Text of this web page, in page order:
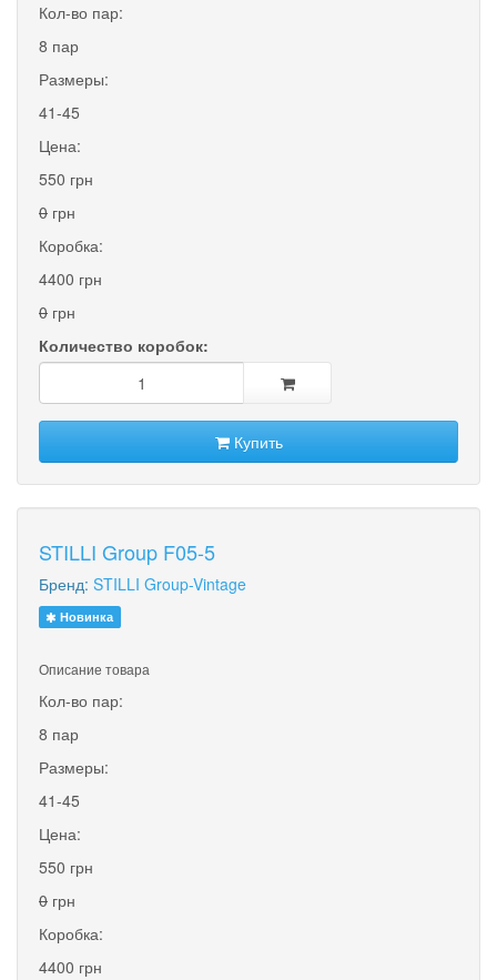
Кол-во пар:
8 пар
Размеры:
41-45
Цена:
550 грн
0 грн
Коробка:
4400 грн
0 грн
Количество коробок:
Купить
STILLI Group F05-5
Бренд: STILLI Group-Vintage
Новинка
Описание товара
Кол-во пар:
8 пар
Размеры:
41-45
Цена:
550 грн
0 грн
Коробка:
4400 грн